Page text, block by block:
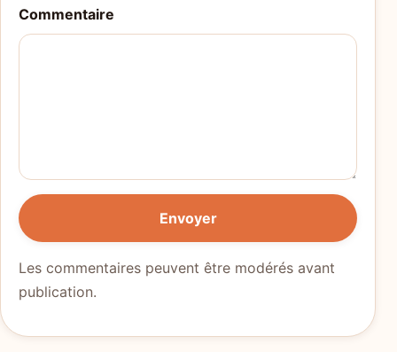
Commentaire
Envoyer
Les commentaires peuvent être modérés avant
publication.